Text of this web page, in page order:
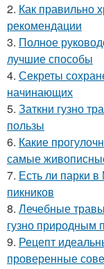
2. Как правильно
рекомендации
3. Полное
лучшие способы
4. Секреты
начинающих
5. Заткни гузно
пользы
6. Какие
самые
7. Есть ли парки
пикников
8. Лечебные травы
гузно природным
9. Рецепт
проверенные